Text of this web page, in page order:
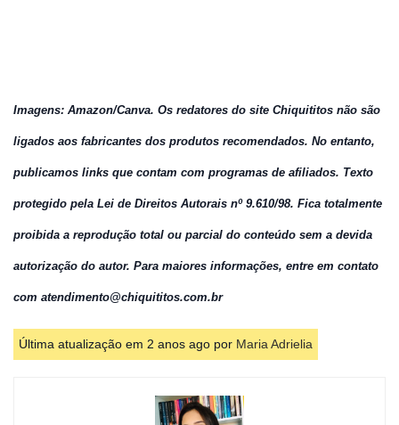
Imagens: Amazon/Canva. Os redatores do site Chiquititos não são
ligados aos fabricantes dos produtos recomendados. No entanto,
publicamos links que contam com programas de afiliados. Texto
protegido pela Lei de Direitos Autorais nº 9.610/98. Fica totalmente
proibida a reprodução total ou parcial do conteúdo sem a devida
autorização do autor. Para maiores informações, entre em contato
com atendimento@chiquititos.com.br
Última atualização em 2 anos ago por Maria Adrielia